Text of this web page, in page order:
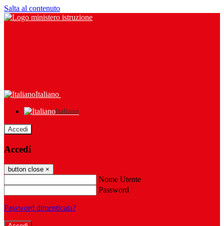
Salta al contenuto
Italiano
Italiano
Accedi
Accedi
button close ×
Nome Utente
Password
Password dimenticata?